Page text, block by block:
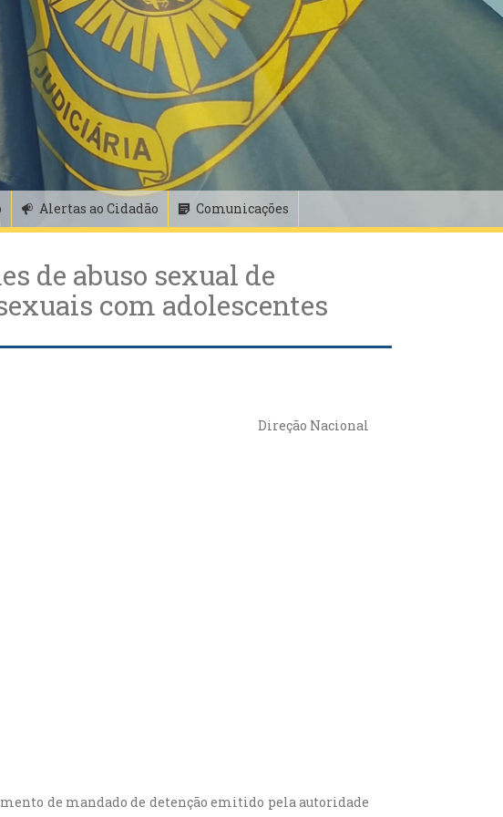
Alertas ao Cidadão Comunicações
de abuso sexual de
com adolescentes
Direção Nacional
de mandado de detenção emitido pela autoridade